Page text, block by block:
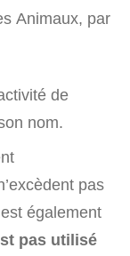
Animaux, par
de
nom.
pas
également
pas utilisé